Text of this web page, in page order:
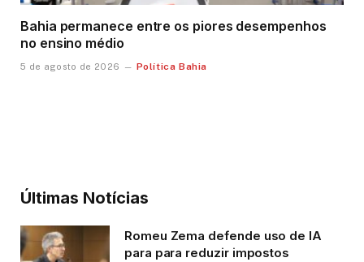
Bahia permanece entre os piores desempenhos
no ensino médio
5 de agosto de 2026 Política Bahia
Últimas Notícias
Romeu Zema defende uso de IA
para para reduzir impostos